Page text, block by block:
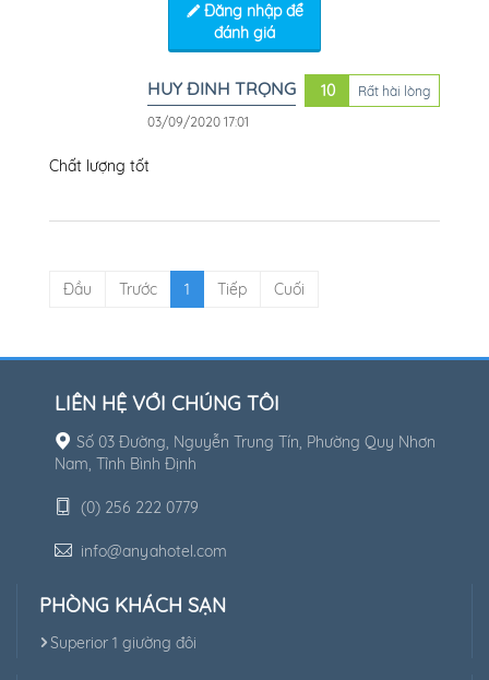
Đăng nhập để
đánh giá
HUY ĐINH TRỌNG
03/09/2020 17:01
10 Rất hài lòng
Chất lượng tốt
Đầu Trước 1 Tiếp Cuối
LIÊN HỆ VỚI CHÚNG TÔI
Số 03 Đường, Nguyễn Trung Tín, Phường Quy Nhơn
Nam, Tỉnh Bình Định
(0) 256 222 0779
info@anyahotel.com
PHÒNG KHÁCH SẠN
Superior 1 giường đôi